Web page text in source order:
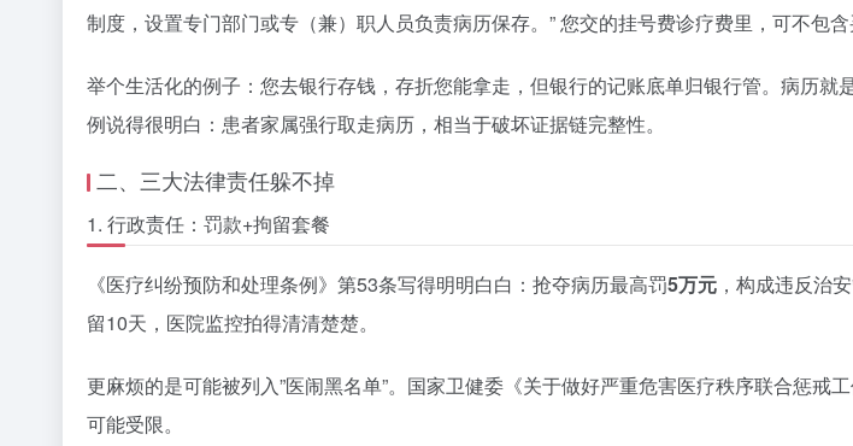
制度，设置专门部门或专（兼）职人员负责病历保存。” 您交的挂号费诊疗费里，可不包含
举个生活化的例子：您去银行存钱，存折您能拿走，但银行的记账底单归银行管。病历
例说得很明白：患者家属强行取走病历，相当于破坏证据链完整性。
二、三大法律责任躲不掉
1. 行政责任：罚款+拘留套餐
《医疗纠纷预防和处理条例》第53条写得明明白白：抢夺病历最高罚5万元 ，构成违反治
留10天，医院监控拍得清清楚楚。
更麻烦的是可能被列入”医闹黑名单”。国家卫健委《关于做好严重危害医疗秩序联合惩戒
可能受限。